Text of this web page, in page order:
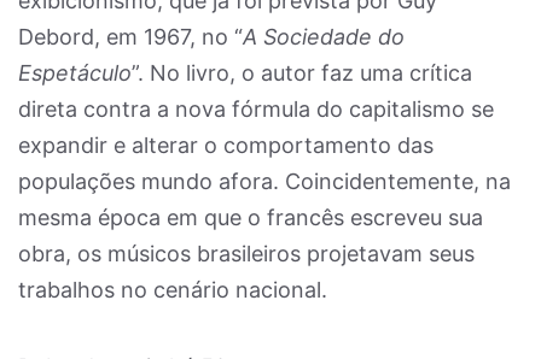
Debord, em 1967, no “A Sociedade do
Espetáculo”. No livro, o autor faz uma crítica
direta contra a nova fórmula do capitalismo se
expandir e alterar o comportamento das
populações mundo afora. Coincidentemente, na
mesma época em que o francês escreveu sua
obra, os músicos brasileiros projetavam seus
trabalhos no cenário nacional.